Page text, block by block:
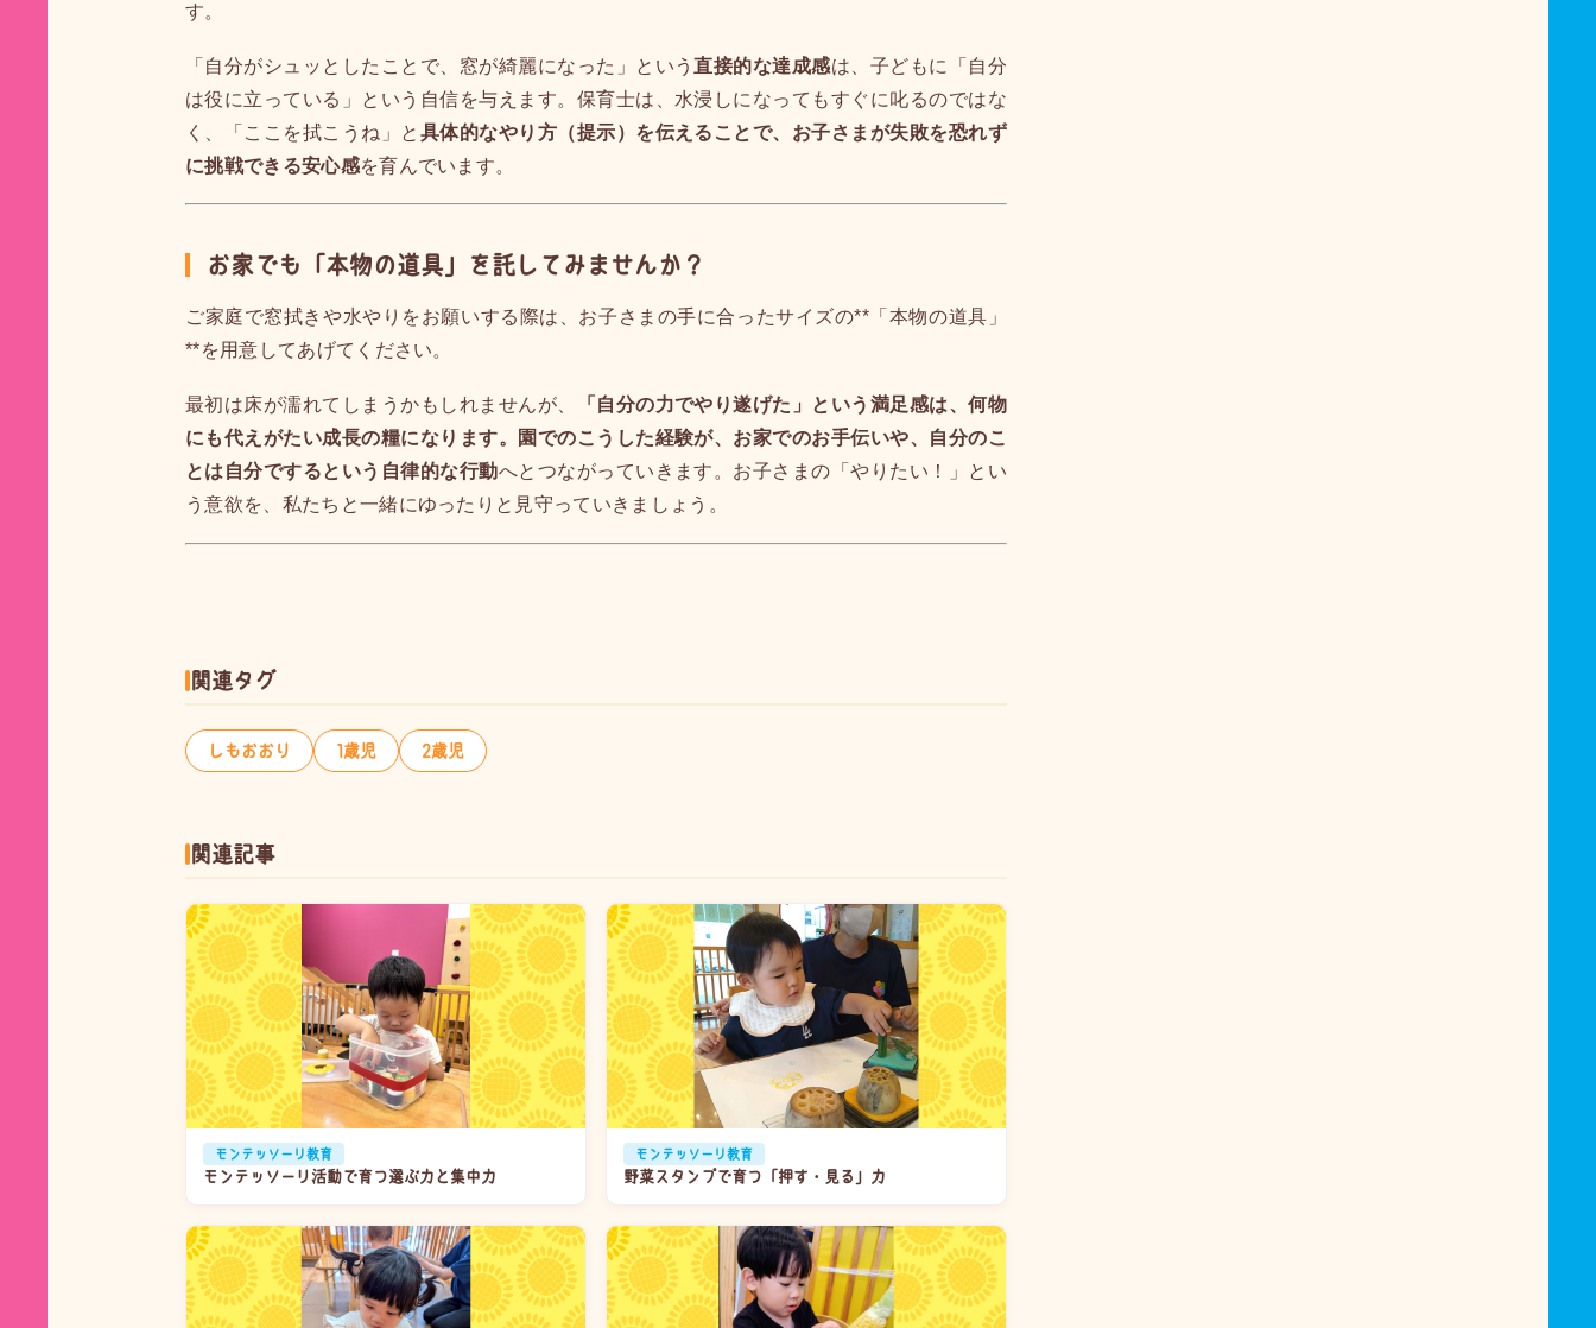
す。
「自分がシュッとしたことで、窓が綺麗になった」という直接的な達成感は、子どもに「自分
は役に立っている」という自信を与えます。保育士は、水浸しになってもすぐに叱るのではな
く、「ここを拭こうね」と 具体的なやり方（提示）を伝えることで、お子さまが失敗を恐れず
に挑戦できる安心感を育んでいます。
お家でも「本物の道具」を託してみませんか？
ご家庭で窓拭きや水やりをお願いする際は、お子さまの手に合ったサイズの**「本物の道具」
**を用意してあげてください。
最初は床が濡れてしまうかもしれませんが、
「自分の力でやり遂げた」という満足感は、何物
にも代えがたい成長の糧になります。園でのこうした経験が、お家でのお手伝いや、自分のこ
とは自分でするという自律的な行動へとつながっていきます。お子さまの「やりたい！」とい
う意欲を、私たちと一緒にゆったりと見守っていきましょう。
関連タグ
しもおおり 1歳児 2歳児
関連記事
モンテッソーリ教育
モンテッソーリ活動で育つ選ぶ力と集中力
モンテッソーリ教育
野菜スタンプで育つ「押す・見る」力